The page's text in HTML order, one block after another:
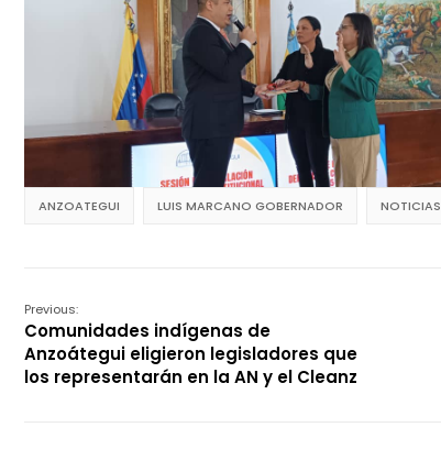
ANZOATEGUI LUIS MARCANO GOBERNADOR NOTICIAS
Previous:
Comunidades indígenas de
Anzoátegui eligieron legisladores que
los representarán en la AN y el Cleanz